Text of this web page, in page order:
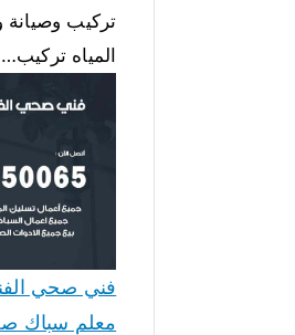
تركيب
المياه تركيب…
معلم سباك